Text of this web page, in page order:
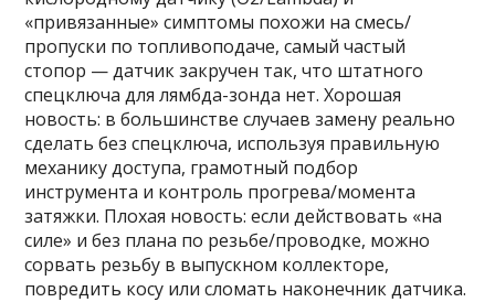
«привязанные» симптомы похожи на смесь/
пропуски по топливоподаче, самый частый
стопор — датчик закручен так, что штатного
спецключа для лямбда-зонда нет. Хорошая
новость: в большинстве случаев замену реально
сделать без спецключа, используя правильную
механику доступа, грамотный подбор
инструмента и контроль прогрева/момента
затяжки. Плохая новость: если действовать «на
силе» и без плана по резьбе/проводке, можно
сорвать резьбу в выпускном коллекторе,
повредить косу или сломать наконечник датчика.